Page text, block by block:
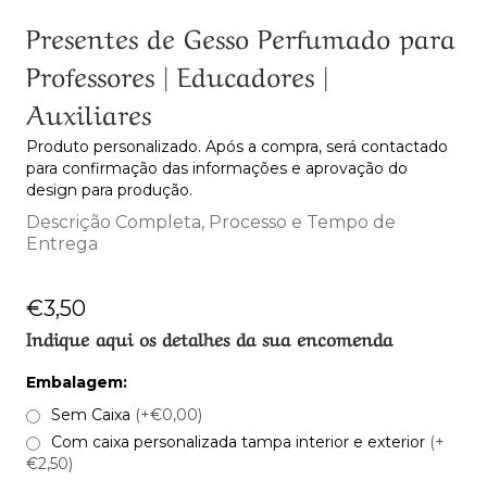
Presentes de Gesso Perfumado para
Professores | Educadores |
Auxiliares
Produto personalizado. Após a compra, será contactado
para confirmação das informações e aprovação do
design para produção.
Descrição Completa, Processo e Tempo de
Entrega
€3,50
Indique aqui os detalhes da sua encomenda
Embalagem:
Sem Caixa (+€0,00)
Com caixa personalizada tampa interior e exterior (+
€2,50)